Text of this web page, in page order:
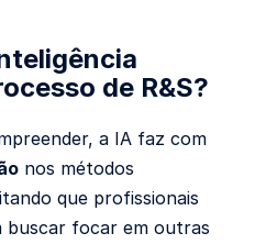
de R&S?
a IA faz com
nos métodos
que profissionais
buscar focar em outras